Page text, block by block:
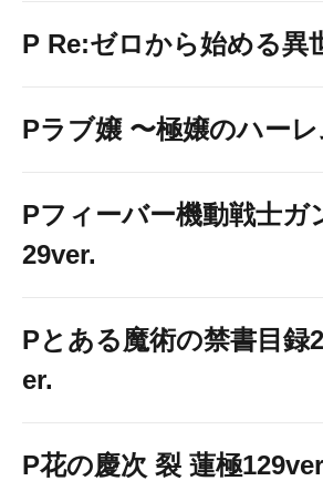
ＭＧ
検索を
P Re:ゼロから始める異
Pラブ嬢 〜極嬢のハー
Pフィーバー機動戦士
29ver.
Pとある魔術の禁書目
er.
P花の慶次 裂 蓮極